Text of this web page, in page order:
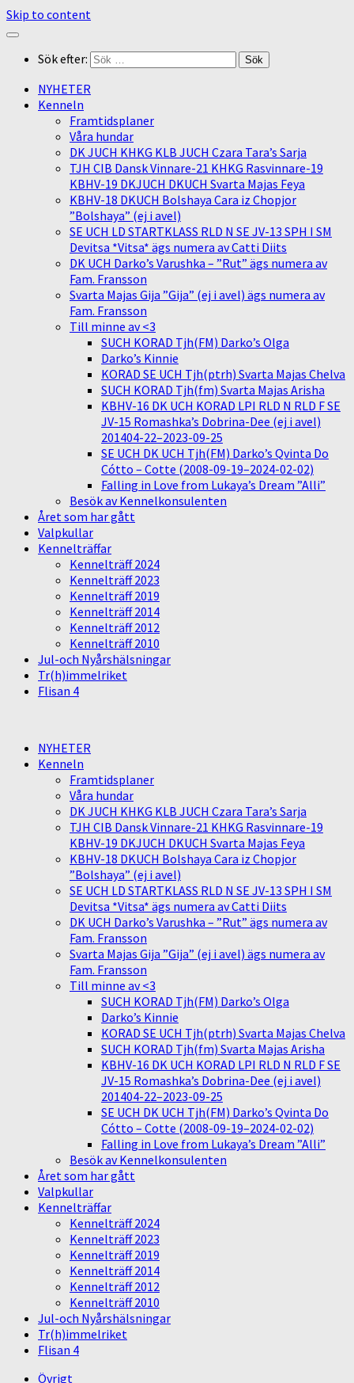
Skip to content
Sök efter:
NYHETER
Kenneln
Framtidsplaner
Våra hundar
DK JUCH KHKG KLB JUCH Czara Tara’s Sarja
TJH CIB Dansk Vinnare-21 KHKG Rasvinnare-19
KBHV-19 DKJUCH DKUCH Svarta Majas Feya
KBHV-18 DKUCH Bolshaya Cara iz Chopjor
”Bolshaya” (ej i avel)
SE UCH LD STARTKLASS RLD N SE JV-13 SPH I SM
Devitsa *Vitsa* ägs numera av Catti Diits
DK UCH Darko’s Varushka – ”Rut” ägs numera av
Fam. Fransson
Svarta Majas Gija ”Gija” (ej i avel) ägs numera av
Fam. Fransson
Till minne av <3
SUCH KORAD Tjh(FM) Darko’s Olga
Darko’s Kinnie
KORAD SE UCH Tjh(ptrh) Svarta Majas Chelva
SUCH KORAD Tjh(fm) Svarta Majas Arisha
KBHV-16 DK UCH KORAD LPI RLD N RLD F SE
JV-15 Romashka’s Dobrina-Dee (ej i avel)
201404-22–2023-09-25
SE UCH DK UCH Tjh(FM) Darko’s Qvinta Do
Cótto – Cotte (2008-09-19–2024-02-02)
Falling in Love from Lukaya’s Dream ”Alli”
Besök av Kennelkonsulenten
Året som har gått
Valpkullar
Kennelträffar
Kennelträff 2024
Kennelträff 2023
Kennelträff 2019
Kennelträff 2014
Kennelträff 2012
Kennelträff 2010
Jul-och Nyårshälsningar
Tr(h)immelriket
Flisan 4
NYHETER
Kenneln
Framtidsplaner
Våra hundar
DK JUCH KHKG KLB JUCH Czara Tara’s Sarja
TJH CIB Dansk Vinnare-21 KHKG Rasvinnare-19
KBHV-19 DKJUCH DKUCH Svarta Majas Feya
KBHV-18 DKUCH Bolshaya Cara iz Chopjor
”Bolshaya” (ej i avel)
SE UCH LD STARTKLASS RLD N SE JV-13 SPH I SM
Devitsa *Vitsa* ägs numera av Catti Diits
DK UCH Darko’s Varushka – ”Rut” ägs numera av
Fam. Fransson
Svarta Majas Gija ”Gija” (ej i avel) ägs numera av
Fam. Fransson
Till minne av <3
SUCH KORAD Tjh(FM) Darko’s Olga
Darko’s Kinnie
KORAD SE UCH Tjh(ptrh) Svarta Majas Chelva
SUCH KORAD Tjh(fm) Svarta Majas Arisha
KBHV-16 DK UCH KORAD LPI RLD N RLD F SE
JV-15 Romashka’s Dobrina-Dee (ej i avel)
201404-22–2023-09-25
SE UCH DK UCH Tjh(FM) Darko’s Qvinta Do
Cótto – Cotte (2008-09-19–2024-02-02)
Falling in Love from Lukaya’s Dream ”Alli”
Besök av Kennelkonsulenten
Året som har gått
Valpkullar
Kennelträffar
Kennelträff 2024
Kennelträff 2023
Kennelträff 2019
Kennelträff 2014
Kennelträff 2012
Kennelträff 2010
Jul-och Nyårshälsningar
Tr(h)immelriket
Flisan 4
Övrigt